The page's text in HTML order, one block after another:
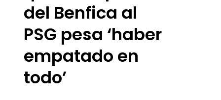
del Benfica al
PSG pesa ‘haber
empatado en
todo’